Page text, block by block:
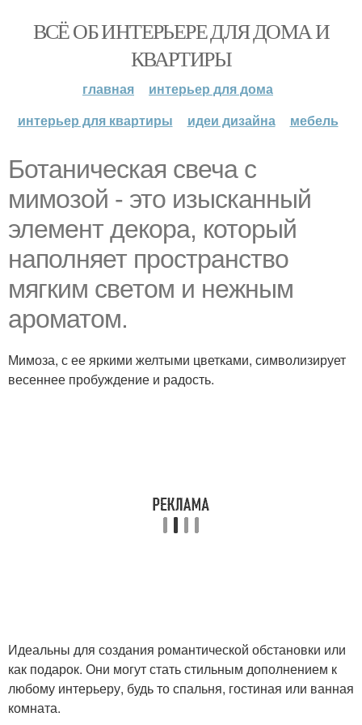
ВСЁ ОБ ИНТЕРЬЕРЕ ДЛЯ ДОМА И
КВАРТИРЫ
главная
интерьер для дома
интерьер для квартиры
идеи дизайна мебель
Ботаническая свеча с
мимозой - это изысканный
элемент декора, который
наполняет пространство
мягким светом и нежным
ароматом.
Мимоза, с ее яркими желтыми цветками, символизирует
весеннее пробуждение и радость.
Идеальны для создания романтической обстановки или
как подарок. Они могут стать стильным дополнением к
любому интерьеру, будь то спальня, гостиная или ванная
комната.